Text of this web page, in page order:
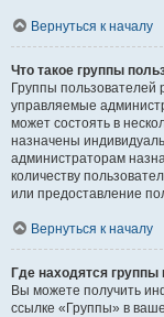
Вернуться к началу
Что такое группы
Группы пользователей
управляемые
может состоять в
назначены
администраторам
количеству
или предоставление
Вернуться к началу
Где находятся группы
Вы можете получить
ссылке «Группы» в